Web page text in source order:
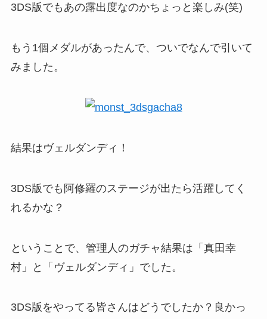
3DS版でもあの露出度なのかちょっと楽しみ(笑)
もう1個メダルがあったんで、ついでなんで引いて
みました。
結果はヴェルダンディ！
3DS版でも阿修羅のステージが出たら活躍してく
れるかな？
ということで、管理人のガチャ結果は「真田幸
村」と「ヴェルダンディ」でした。
3DS版をやってる皆さんはどうでしたか？良かっ